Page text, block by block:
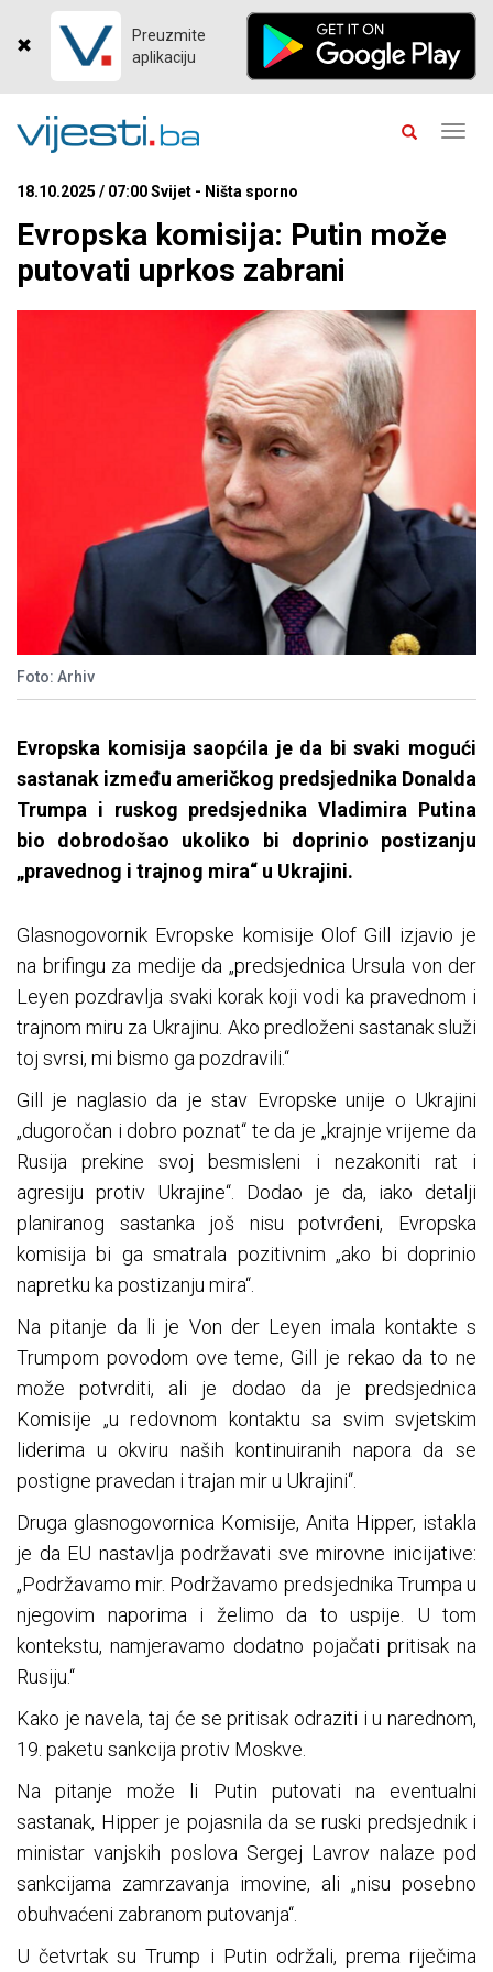
Preuzmite
aplikaciju
18.10.2025 / 07:00 Svijet - Ništa sporno
Evropska komisija: Putin može
putovati uprkos zabrani
Foto: Arhiv
Evropska komisija saopćila je da bi svaki mogući
sastanak između američkog predsjednika Donalda
Trumpa i ruskog predsjednika Vladimira Putina
bio dobrodošao ukoliko bi doprinio postizanju
„pravednog i trajnog mira“ u Ukrajini.
Glasnogovornik Evropske komisije Olof Gill izjavio je
na brifingu za medije da „predsjednica Ursula von der
Leyen pozdravlja svaki korak koji vodi ka pravednom i
trajnom miru za Ukrajinu. Ako predloženi sastanak služi
toj svrsi, mi bismo ga pozdravili.“
Gill je naglasio da je stav Evropske unije o Ukrajini
„dugoročan i dobro poznat“ te da je „krajnje vrijeme da
Rusija prekine svoj besmisleni i nezakoniti rat i
agresiju protiv Ukrajine“. Dodao je da, iako detalji
planiranog sastanka još nisu potvrđeni, Evropska
komisija bi ga smatrala pozitivnim „ako bi doprinio
napretku ka postizanju mira“.
Na pitanje da li je Von der Leyen imala kontakte s
Trumpom povodom ove teme, Gill je rekao da to ne
može potvrditi, ali je dodao da je predsjednica
Komisije „u redovnom kontaktu sa svim svjetskim
liderima u okviru naših kontinuiranih napora da se
postigne pravedan i trajan mir u Ukrajini“.
Druga glasnogovornica Komisije, Anita Hipper, istakla
je da EU nastavlja podržavati sve mirovne inicijative:
„Podržavamo mir. Podržavamo predsjednika Trumpa u
njegovim naporima i želimo da to uspije. U tom
kontekstu, namjeravamo dodatno pojačati pritisak na
Rusiju.“
Kako je navela, taj će se pritisak odraziti i u narednom,
19. paketu sankcija protiv Moskve.
Na pitanje može li Putin putovati na eventualni
sastanak, Hipper je pojasnila da se ruski predsjednik i
ministar vanjskih poslova Sergej Lavrov nalaze pod
sankcijama zamrzavanja imovine, ali „nisu posebno
obuhvaćeni zabranom putovanja“.
U četvrtak su Trump i Putin održali, prema riječima